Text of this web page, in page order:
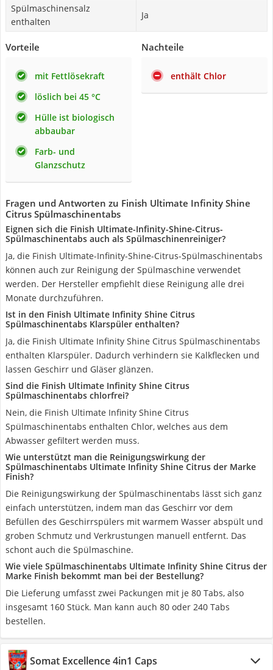
Spülmaschinensalz
enthalten
Ja
Vorteile
mit Fettlösekraft
löslich bei 45 °C
Hülle ist biologisch
abbaubar
Farb- und
Glanzschutz
Nachteile
enthält Chlor
Fragen und Antworten zu Finish Ultimate Infinity Shine
Citrus Spülmaschinentabs
Eignen sich die Finish Ultimate-Infinity-Shine-Citrus-
Spülmaschinentabs auch als Spülmaschinenreiniger?
Ja, die Finish Ultimate-Infinity-Shine-Citrus-Spülmaschinentabs
können auch zur Reinigung der Spülmaschine verwendet
werden. Der Hersteller empfiehlt diese Reinigung alle drei
Monate durchzuführen.
Ist in den Finish Ultimate Infinity Shine Citrus
Spülmaschinentabs Klarspüler enthalten?
Ja, die Finish Ultimate Infinity Shine Citrus Spülmaschinentabs
enthalten Klarspüler. Dadurch verhindern sie Kalkflecken und
lassen Geschirr und Gläser glänzen.
Sind die Finish Ultimate Infinity Shine Citrus
Spülmaschinentabs chlorfrei?
Nein, die Finish Ultimate Infinity Shine Citrus
Spülmaschinentabs enthalten Chlor, welches aus dem
Abwasser gefiltert werden muss.
Wie unterstützt man die Reinigungswirkung der
Spülmaschinentabs Ultimate Infinity Shine Citrus der Marke
Finish?
Die Reinigungswirkung der Spülmaschinentabs lässt sich ganz
einfach unterstützen, indem man das Geschirr vor dem
Befüllen des Geschirrspülers mit warmem Wasser abspült und
groben Schmutz und Verkrustungen manuell entfernt. Das
schont auch die Spülmaschine.
Wie viele Spülmaschinentabs Ultimate Infinity Shine Citrus der
Marke Finish bekommt man bei der Bestellung?
Die Lieferung umfasst zwei Packungen mit je 80 Tabs, also
insgesamt 160 Stück. Man kann auch 80 oder 240 Tabs
bestellen.
Somat Excellence 4in1 Caps